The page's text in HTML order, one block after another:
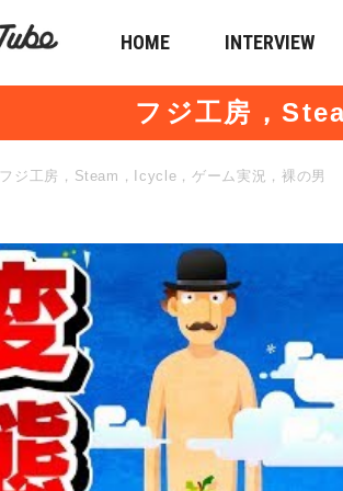
HOME INTERVIEW
フジ工房，
フジ工房，Steam，Icycle，ゲーム実況，裸の男